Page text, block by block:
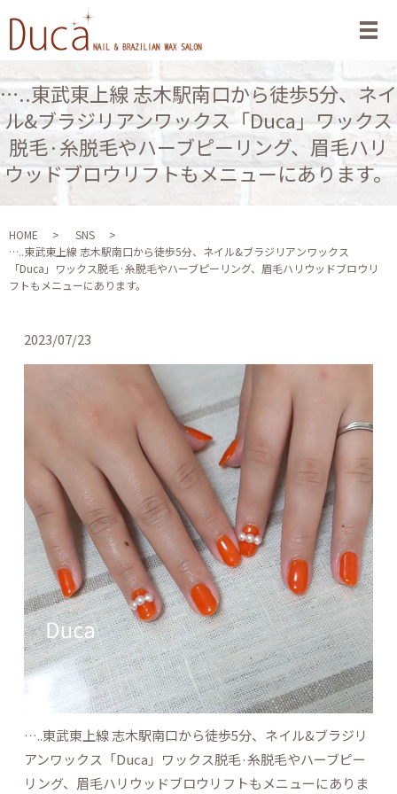
メ
…..東武東上線 志木駅南口から徒歩5分、ネイ
ル&ブラジリアンワックス「Duca」ワックス
脱毛·糸脱毛やハーブピーリング、眉毛ハリ
ウッドブロウリフトもメニューにあります。
HOME
SNS
…..東武東上線 志木駅南口から徒歩5分、ネイル&ブラジリアンワックス
「Duca」ワックス脱毛·糸脱毛やハーブピーリング、眉毛ハリウッドブロウリ
フトもメニューにあります。
2023/07/23
…..東武東上線 志木駅南口から徒歩5分、ネイル&ブラジリ
アンワックス「Duca」ワックス脱毛·糸脱毛やハーブピー
リング、眉毛ハリウッドブロウリフトもメニューにありま